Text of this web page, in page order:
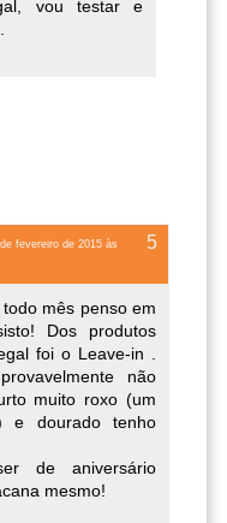
vou testar e
fevereiro de 2015 às
mês penso em
Dos produtos
foi o Leave-in .
não
muito roxo (um
e dourado tenho
de aniversário
mesmo!